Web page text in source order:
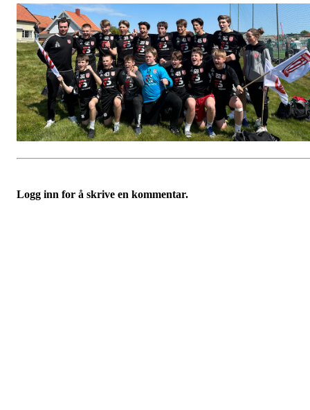
Logg inn for å skrive en kommentar.